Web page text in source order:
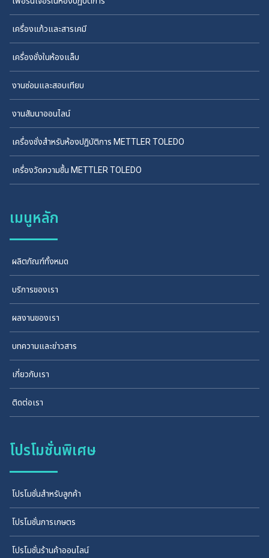
เครื่องแก้วและสารเคมี
เครื่องชั่งในห้องแล็บ
งานซ่อมและสอบเทียบ
งานสัมนาออนไลน์
เครื่องชั่งสำหรับห้องปฏิบัติการ METTLER TOLEDO
เครื่องวัดความชื้น METTLER TOLEDO
เมนูหลัก
ผลิตภัณฑ์ทั้งหมด
บริการของเรา
ผลงานของเรา
บทความและข่าวสาร
เกี่ยวกับเรา
ติดต่อเรา
โปรโมชั่นพิเศษ
โปรโมชั่นสำหรับลูกค้า
โปรโมชั่นการเกษตร
โปรโมชั่นร้านค้าออนไลน์